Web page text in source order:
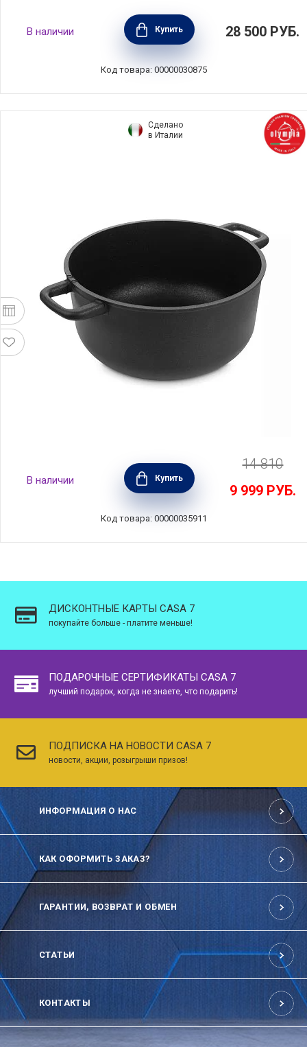
Кастрюля со стеклянной крышкой 2,8 л,
кованый алюминий, Le Creuset, Франция,
51102180010502
В наличии Купить 28 500 РУБ.
Код товара: 00000030875
Сделано
в Италии
Кастрюля индукционная с антипригарным
покрытием 24 см, объем 5,3 л, литой
алюминий с алмазным порошком, Olympia,
В наличии Купить
14 810
9 999 РУБ.
Код товара: 00000035911
ДИСКОНТНЫЕ КАРТЫ CASA 7
покупайте больше - платите меньше!
ПОДАРОЧНЫЕ СЕРТИФИКАТЫ CASA 7
лучший подарок, когда не знаете, что подарить!
ПОДПИСКА НА НОВОСТИ CASA 7
новости, акции, розыгрыши призов!
ИНФОРМАЦИЯ О НАС
КАК ОФОРМИТЬ ЗАКАЗ?
ГАРАНТИИ, ВОЗВРАТ И ОБМЕН
СТАТЬИ
КОНТАКТЫ